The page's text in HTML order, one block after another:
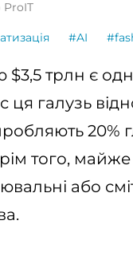
ProIT
#AI
$3,5 трлн є
ця галузь
20%
того,
або